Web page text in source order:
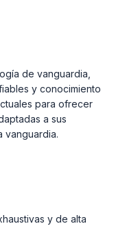
de vanguardia,
y conocimiento
para ofrecer
a sus
vanguardia.
y de alta